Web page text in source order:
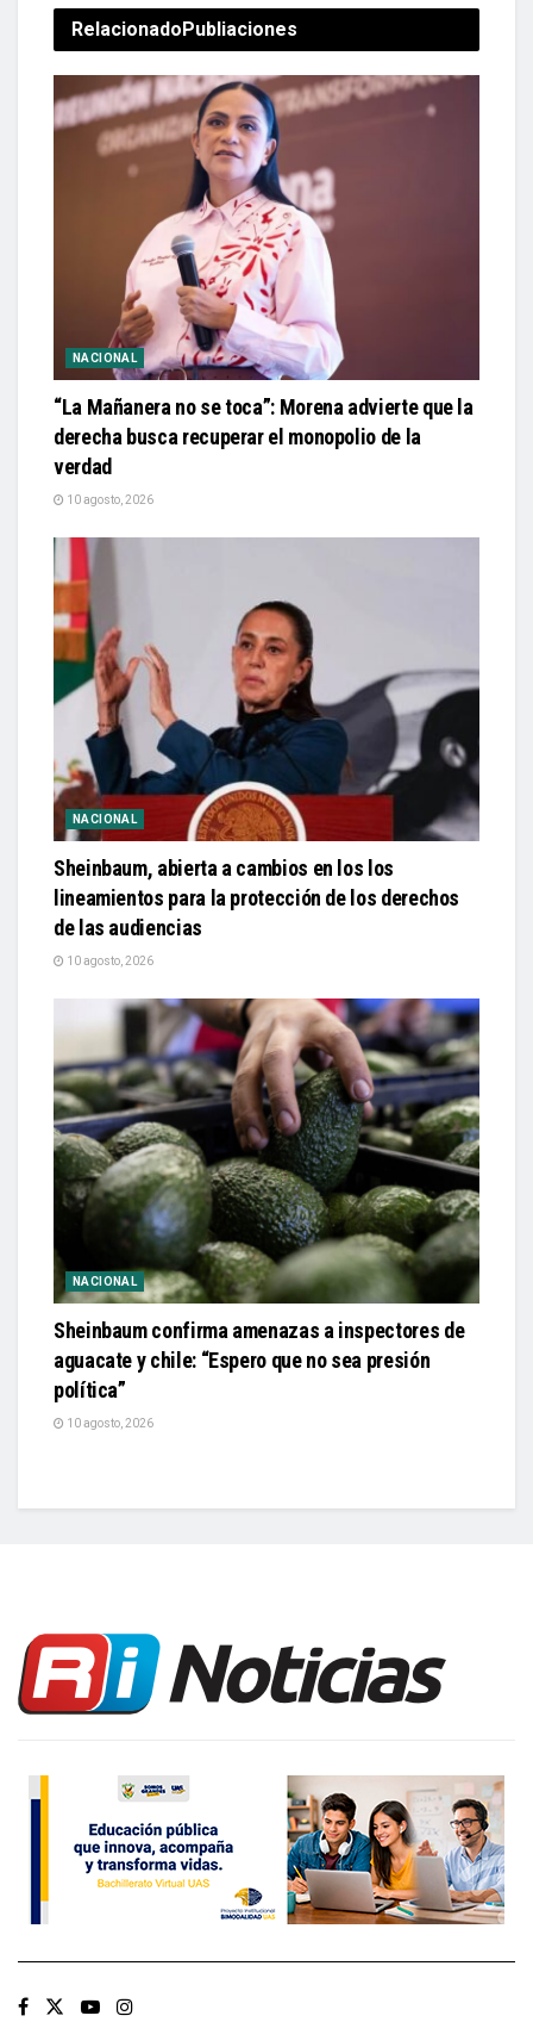
RelacionadoPubliaciones
NACIONAL
“La Mañanera no se toca”: Morena advierte que la
derecha busca recuperar el monopolio de la
verdad
10 agosto, 2026
NACIONAL
Sheinbaum, abierta a cambios en los los
lineamientos para la protección de los derechos
de las audiencias
10 agosto, 2026
NACIONAL
Sheinbaum confirma amenazas a inspectores de
aguacate y chile: “Espero que no sea presión
política”
10 agosto, 2026